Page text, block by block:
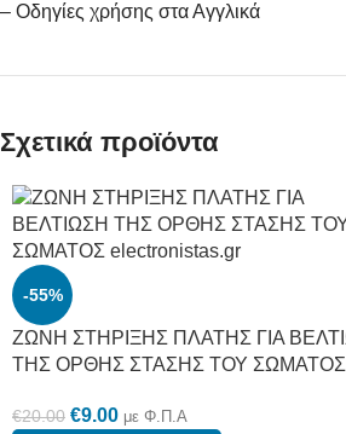
– Oδηγίες χρήσης στα Αγγλικά
Σχετικά προϊόντα
-55%
ΖΩΝΗ ΣΤΗΡΙΞΗΣ ΠΛΑΤΗΣ ΓΙΑ
ΤΗΣ ΟΡΘΗΣ ΣΤΑΣΗΣ ΤΟΥ ΣΩΜΑΤΟΣ
€20.00 €9.00 με Φ.Π.Α